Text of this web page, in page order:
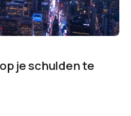
je schulden te